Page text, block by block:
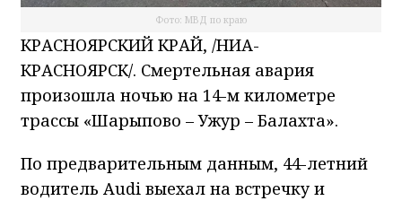
Фото: МВД по краю
КРАСНОЯРСКИЙ КРАЙ, /НИА-
КРАСНОЯРСК/. Смертельная авария
произошла ночью на 14-м километре
трассы «Шарыпово – Ужур – Балахта».
По предварительным данным, 44-летний
водитель Audi выехал на встречку и